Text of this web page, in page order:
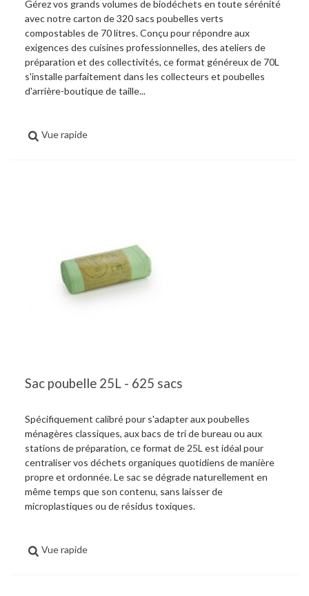
Gérez vos grands volumes de biodéchets en toute sérénité
avec notre carton de 320 sacs poubelles verts
compostables de 70 litres. Conçu pour répondre aux
exigences des cuisines professionnelles, des ateliers de
préparation et des collectivités, ce format généreux de 70L
s'installe parfaitement dans les collecteurs et poubelles
d'arrière-boutique de taille...
Vue rapide
Sac poubelle 25L - 625 sacs
Spécifiquement calibré pour s'adapter aux poubelles
ménagères classiques, aux bacs de tri de bureau ou aux
stations de préparation, ce format de 25L est idéal pour
centraliser vos déchets organiques quotidiens de manière
propre et ordonnée. Le sac se dégrade naturellement en
même temps que son contenu, sans laisser de
microplastiques ou de résidus toxiques.
Vue rapide